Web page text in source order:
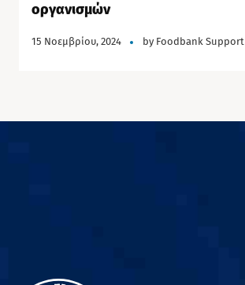
οργανισμών
15 Νοεμβρίου, 2024 by Foodbank Support